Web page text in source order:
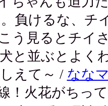
負けるな、チ
う見るとチイ
と並ぶとよく
えて～ / なな
！火花がちっ